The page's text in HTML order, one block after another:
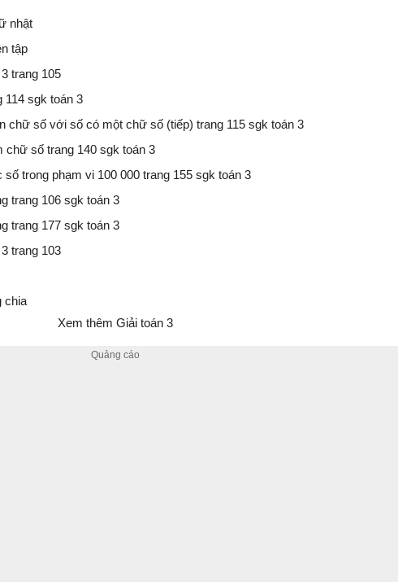
nhật
tập
trang 105
114 sgk toán 3
chữ số với số có một chữ số (tiếp) trang 115 sgk toán 3
chữ số trang 140 sgk toán 3
trong phạm vi 100 000 trang 155 sgk toán 3
trang 106 sgk toán 3
trang 177 sgk toán 3
trang 103
chia
Xem thêm Giải toán 3